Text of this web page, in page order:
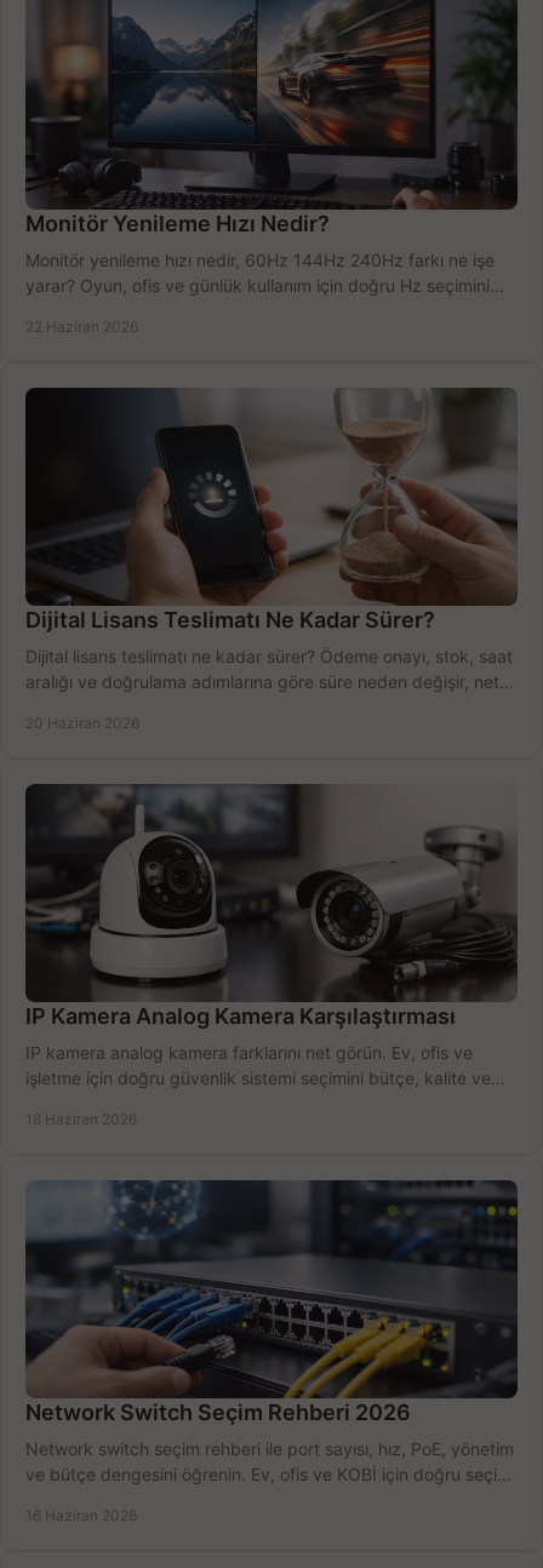
Monitör Yenileme Hızı Nedir?
Monitör yenileme hızı nedir, 60Hz 144Hz 240Hz farkı ne işe
yarar? Oyun, ofis ve günlük kullanım için doğru Hz seçimini
22 Haziran 2026
Dijital Lisans Teslimatı Ne Kadar Sürer?
Dijital lisans teslimatı ne kadar sürer? Ödeme onayı, stok, saat
aralığı ve doğrulama adımlarına göre süre neden değişir, net
20 Haziran 2026
IP Kamera Analog Kamera Karşılaştırması
IP kamera analog kamera farklarını net görün. Ev, ofis ve
işletme için doğru güvenlik sistemi seçimini bütçe, kalite ve
18 Haziran 2026
Network Switch Seçim Rehberi 2026
Network switch seçim rehberi ile port sayısı, hız, PoE, yönetim
ve bütçe dengesini öğrenin. Ev, ofis ve KOBİ için doğru seçimi
16 Haziran 2026